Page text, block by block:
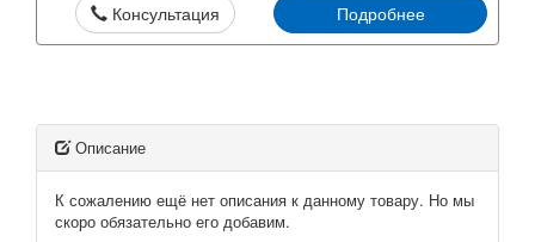
Консультация Подробнее
Описание
К сожалению ещё нет описания к данному товару. Но мы
скоро обязательно его добавим.